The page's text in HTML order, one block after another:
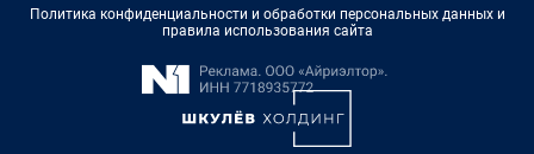
Политика конфиденциальности и обработки персональных данных и
правила использования сайта